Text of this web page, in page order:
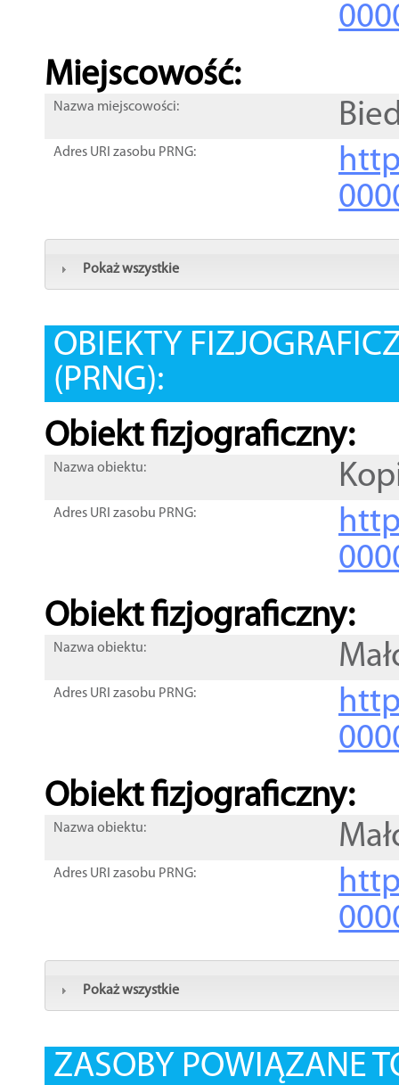
Miejscowość:
Nazwa miejscowości:
Adres URI zasobu PRNG:
Pokaż wszystkie
OBIEKTY
(PRNG):
Obiekt fizjograficzny:
Nazwa obiektu:
Adres URI zasobu PRNG:
Obiekt fizjograficzny:
Nazwa obiektu:
Adres URI zasobu PRNG:
Obiekt fizjograficzny:
Nazwa obiektu:
Adres URI zasobu PRNG:
Pokaż wszystkie
ZASOBY POWIĄZANE